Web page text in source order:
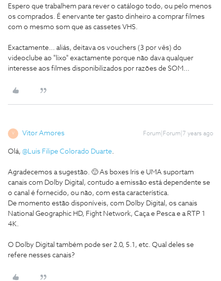
Espero que trabalhem para rever o catálogo todo, ou pelo menos
os comprados. É enervante ter gasto dinheiro a comprar filmes
com o mesmo som que as cassetes VHS.
Exactamente... aliás, deitava os vouchers (3 por vês) do
videoclube ao "lixo" exactamente porque não dava qualquer
interesse aos filmes disponibilizados por razões de SOM...
V Vitor Amores Forum|Forum|7 years ago
Olá, @Luis Filipe Colorado Duarte
Agradecemos a sugestão. 🙂 As boxes Iris e UMA suportam
canais com Dolby Digital, contudo a emissão está dependente se
o canal é fornecido, ou não, com esta característica.
De momento estão disponíveis, com Dolby Digital, os canais
National Geographic HD, Fight Network, Caça e Pesca e a RTP 1
4K.
O Dolby Digital também pode ser 2.0, 5.1, etc. Qual deles se
refere nesses canais?